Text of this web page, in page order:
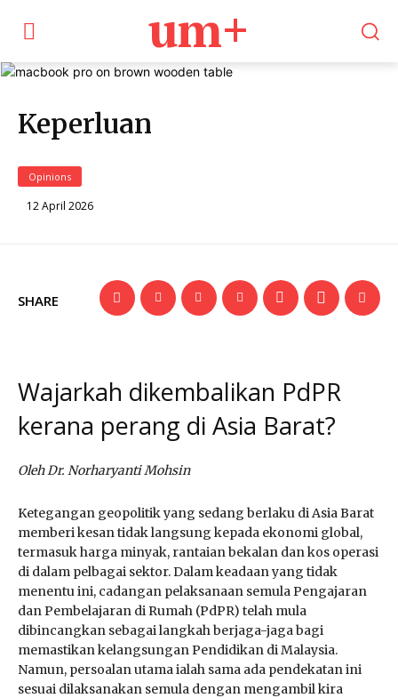
um+
Keperluan
Opinions
12 April 2026
SHARE
Wajarkah dikembalikan PdPR
kerana perang di Asia Barat?
Oleh Dr. Norharyanti Mohsin
Ketegangan geopolitik yang sedang berlaku di Asia Barat
memberi kesan tidak langsung kepada ekonomi global,
termasuk harga minyak, rantaian bekalan dan kos operasi
di dalam pelbagai sektor. Dalam keadaan yang tidak
menentu ini, cadangan pelaksanaan semula Pengajaran
dan Pembelajaran di Rumah (PdPR) telah mula
dibincangkan sebagai langkah berjaga-jaga bagi
memastikan kelangsungan Pendidikan di Malaysia.
Namun, persoalan utama ialah sama ada pendekatan ini
sesuai dilaksanakan semula dengan mengambil kira